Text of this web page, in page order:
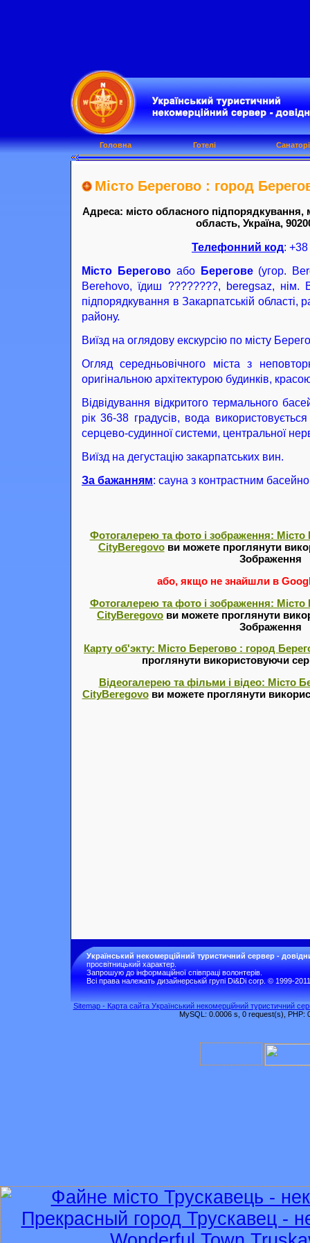
Місто Берегово : город
Адреса: місто обласного підпорядкування,
область, Україна,
Телефонний код:
Місто Береговоабо Берегове (угор.
Berehovo, їдиш ????????, beregsaz, нім.
підпорядкування в Закарпатській області,
району.
Виїзд на оглядову екскурсію по місту
Огляд середньовічного міста з
оригінальною архітектурою будинків,
Відвідування відкритого термального
рік 36-38 градусів, вода
серцево-судинної системи, центральної
Виїзд на дегустацію закарпатських вин.
За бажанням: сауна з контрастним
Фотогалерею та фото і зображення: Місто
CityBeregovoви можете проглянути
Зображення
або, якщо не знайшли в
Фотогалерею та фото і зображення: Місто
CityBeregovo ви можете проглянути
Зображення
Карту об'экту: Місто Берегово : город
проглянути використовуючи
Відеогалерею та фільми і відео: Місто
CityBeregovoви можете проглянути
Головна Готелі
Український некомерційний туристичний сервер -
просвітницький характер.
Запрошую до інформаційної співпраці волонтерів.
Всі права належать дизайнерській групі Di&Di corp. © 1999-2011
Sitemap - Карта сайта Український некомерційний туристичний
MySQL: 0.0006 s, 0 request(s), PHP: